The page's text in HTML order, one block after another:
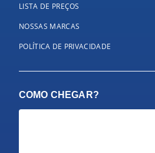
LISTA DE PREÇOS
NOSSAS MARCAS
POLÍTICA DE PRIVACIDADE
COMO CHEGAR?